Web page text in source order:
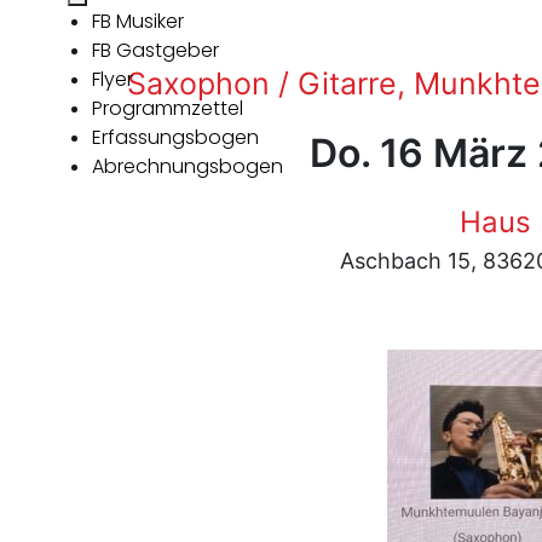
FB Musiker
FB Gastgeber
Flyer
Programmzettel
Erfassungsbogen
Abrechnungsbogen
Saxophon / Gitarre,
Do. 16 März
Haus
Aschbach 15,